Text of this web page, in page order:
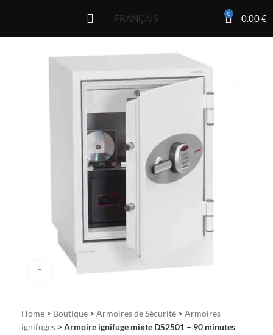
FRANÇAIS 0 0.00€
Click to enlarge
Home > Boutique > Armoires de Sécurité > Armoires
ignifuges > Armoire ignifuge mixte DS2501 – 90 minutes